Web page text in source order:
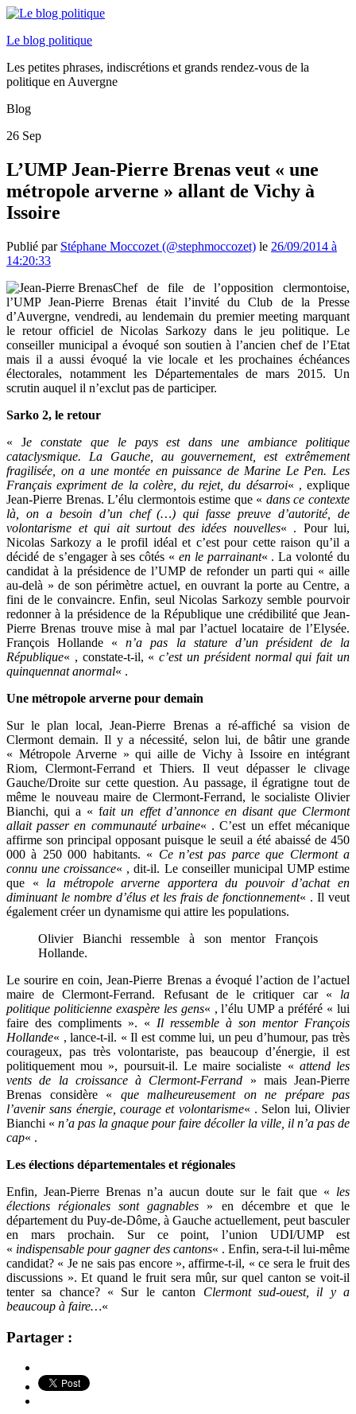
Le blog politique
Les petites phrases, indiscrétions et grands rendez-vous de la
politique en Auvergne
Blog
26 Sep
L’UMP Jean-Pierre Brenas veut « une
métropole arverne » allant de Vichy à
Issoire
Publié par Stéphane Moccozet (@stephmoccozet) le 26/09/2014 à
14:20:33
Chef de file de l’opposition clermontoise,
l’UMP Jean-Pierre Brenas était l’invité du Club de la Presse
d’Auvergne, vendredi, au lendemain du premier meeting marquant
le retour officiel de Nicolas Sarkozy dans le jeu politique. Le
conseiller municipal a évoqué son soutien à l’ancien chef de l’Etat
mais il a aussi évoqué la vie locale et les prochaines échéances
électorales, notamment les Départementales de mars 2015. Un
scrutin auquel il n’exclut pas de participer.
Sarko 2, le retour
« Je constate que le pays est dans une ambiance politique
cataclysmique. La Gauche, au gouvernement, est extrêmement
fragilisée, on a une montée en puissance de Marine Le Pen. Les
Français expriment de la colère, du rejet, du désarroi« , explique
Jean-Pierre Brenas. L’élu clermontois estime que « dans ce contexte
là, on a besoin d’un chef (…) qui fasse preuve d’autorité, de
volontarisme et qui ait surtout des idées nouvelles« . Pour lui,
Nicolas Sarkozy a le profil idéal et c’est pour cette raison qu’il a
décidé de s’engager à ses côtés « en le parrainant« . La volonté du
candidat à la présidence de l’UMP de refonder un parti qui « aille
au-delà » de son périmètre actuel, en ouvrant la porte au Centre, a
fini de le convaincre. Enfin, seul Nicolas Sarkozy semble pourvoir
redonner à la présidence de la République une crédibilité que Jean-
Pierre Brenas trouve mise à mal par l’actuel locataire de l’Elysée.
François Hollande «n’a pas la stature d’un président de la
République« , constate-t-il, «c’est un président normal qui fait un
quinquennat anormal« .
Une métropole arverne pour demain
Sur le plan local, Jean-Pierre Brenas a ré-affiché sa vision de
Clermont demain. Il y a nécessité, selon lui, de bâtir une grande
« Métropole Arverne » qui aille de Vichy à Issoire en intégrant
Riom, Clermont-Ferrand et Thiers. Il veut dépasser le clivage
Gauche/Droite sur cette question. Au passage, il égratigne tout de
même le nouveau maire de Clermont-Ferrand, le socialiste Olivier
Bianchi, qui a « fait un effet d’annonce en disant que Clermont
allait passer en communauté urbaine« . C’est un effet mécanique
affirme son principal opposant puisque le seuil a été abaissé de 450
000 à 250 000 habitants. « Ce n’est pas parce que Clermont a
connu une croissance« , dit-il. Le conseiller municipal UMP estime
que « la métropole arverne apportera du pouvoir d’achat en
diminuant le nombre d’élus et les frais de fonctionnement« . Il veut
également créer un dynamisme qui attire les populations.
Olivier Bianchi ressemble à son mentor François
Hollande.
Le sourire en coin, Jean-Pierre Brenas a évoqué l’action de l’actuel
maire de Clermont-Ferrand. Refusant de le critiquer car « la
politique politicienne exaspère les gens« , l’élu UMP a préféré « lui
faire des compliments ». « Il ressemble à son mentor François
Hollande« , lance-t-il. « Il est comme lui, un peu d’humour, pas très
courageux, pas très volontariste, pas beaucoup d’énergie, il est
politiquement mou », poursuit-il. Le maire socialiste « attend les
vents de la croissance à Clermont-Ferrand » mais Jean-Pierre
Brenas considère « que malheureusement on ne prépare pas
l’avenir sans énergie, courage et volontarisme« . Selon lui, Olivier
Bianchi « n’a pas la gnaque pour faire décoller la ville, il n’a pas de
cap« .
Les élections départementales et régionales
Enfin, Jean-Pierre Brenas n’a aucun doute sur le fait que « les
élections régionales sont gagnables » en décembre et que le
département du Puy-de-Dôme, à Gauche actuellement, peut basculer
en mars prochain. Sur ce point, l’union UDI/UMP est
« indispensable pour gagner des cantons« . Enfin, sera-t-il lui-même
candidat? « Je ne sais pas encore », affirme-t-il, « ce sera le fruit des
discussions ». Et quand le fruit sera mûr, sur quel canton se voit-il
tenter sa chance? « Sur le canton Clermont sud-ouest, il y a
beaucoup à faire…«
Partager :